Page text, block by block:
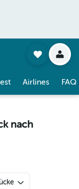
Airlines FAQ
nach